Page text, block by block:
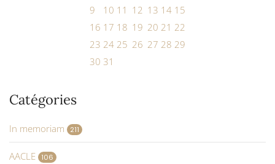
9
10 11 12 13 14 15
16 17 18 19 20 21 22
23 24 25 26 27 28 29
30 31
Catégories
In memoriam 211
AACLE 106